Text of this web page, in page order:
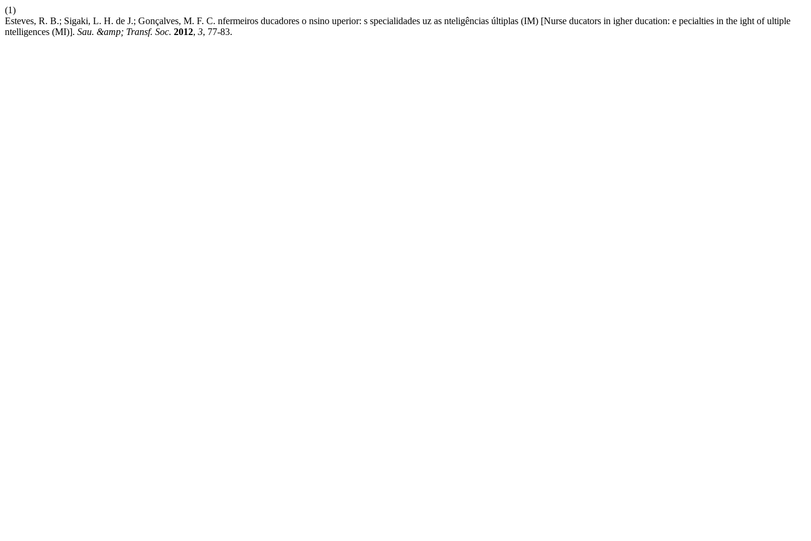
(1)
Esteves, R. B.; Sigaki, L. H. de J.; Gonçalves, M. F. C. nfermeiros ducadores o nsino uperior: s specialidades uz as nteligências últiplas (IM) [Nurse ducators in igher ducation: e pecialties in the ight of ultiple
ntelligences (MI)]. Sau. &amp; Transf. Soc. 2012, 3, 77-83.